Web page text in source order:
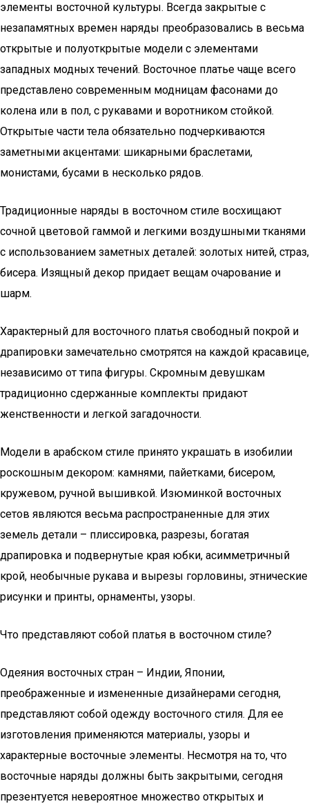
элементы восточной культуры. Всегда закрытые с
незапамятных времен наряды преобразовались в весьма
открытые и полуоткрытые модели с элементами
западных модных течений. Восточное платье чаще всего
представлено современным модницам фасонами до
колена или в пол, с рукавами и воротником стойкой.
Открытые части тела обязательно подчеркиваются
заметными акцентами: шикарными браслетами,
монистами, бусами в несколько рядов.
Традиционные наряды в восточном стиле восхищают
сочной цветовой гаммой и легкими воздушными тканями
с использованием заметных деталей: золотых нитей, страз,
бисера. Изящный декор придает вещам очарование и
шарм.
Характерный для восточного платья свободный покрой и
драпировки замечательно смотрятся на каждой красавице,
независимо от типа фигуры. Скромным девушкам
традиционно сдержанные комплекты придают
женственности и легкой загадочности.
Модели в арабском стиле принято украшать в изобилии
роскошным декором: камнями, пайетками, бисером,
кружевом, ручной вышивкой. Изюминкой восточных
сетов являются весьма распространенные для этих
земель детали – плиссировка, разрезы, богатая
драпировка и подвернутые края юбки, асимметричный
крой, необычные рукава и вырезы горловины, этнические
рисунки и принты, орнаменты, узоры.
Что представляют собой платья в восточном стиле?
Одеяния восточных стран – Индии, Японии,
преображенные и измененные дизайнерами сегодня,
представляют собой одежду восточного стиля. Для ее
изготовления применяются материалы, узоры и
характерные восточные элементы. Несмотря на то, что
восточные наряды должны быть закрытыми, сегодня
презентуется невероятное множество открытых и